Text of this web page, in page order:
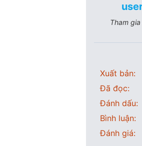
Tham gia
Xuất bản:
Đã đọc:
Đánh dấu:
Bình luận:
Đánh giá: